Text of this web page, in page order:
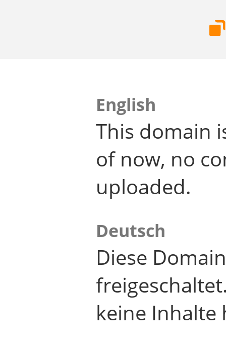
English
This domain
of now, no
uploaded.
Deutsch
Diese
keine Inhalte